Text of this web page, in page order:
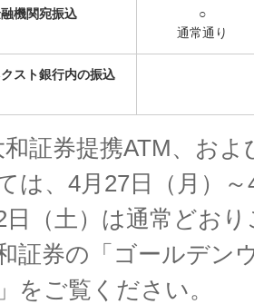
機関宛振込
○
通常通り
スト銀行内の振込
和証券提携ATM、お
は、4月27日（月）
日（土）は通常どお
証券の「ゴールデン
をご覧ください。